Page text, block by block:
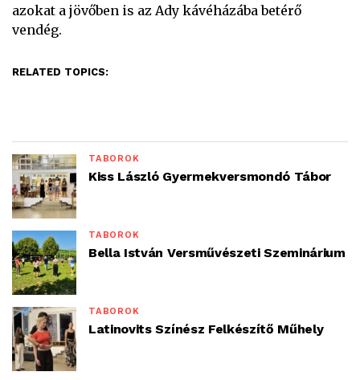
azokat a jövőben is az Ady kávéházába betérő
vendég.
RELATED TOPICS:
TÁBOROK
Kiss László Gyermekversmondó Tábor
TÁBOROK
Bella István Versművészeti Szeminárium
TÁBOROK
Latinovits Színész Felkészítő Műhely